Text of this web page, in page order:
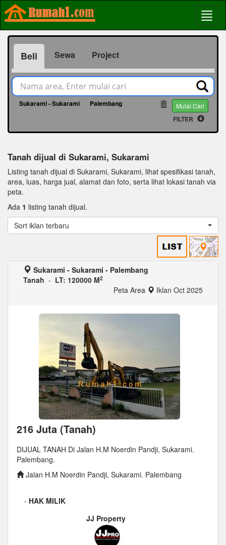
Beli Sewa Project
Sukarami - Sukarami Palembang Mulai Cari
FILTER
Tanah dijual di Sukarami, Sukarami
Listing tanah dijual di Sukarami, Sukarami, lihat spesifikasi tanah,
area, luas, harga jual, alamat dan foto, serta lihat lokasi tanah via
peta.
Ada 1 listing tanah dijual.
Sort iklan terbaru
Sukarami - Sukarami - Palembang
Tanah - LT: 120000 M2
Peta Area Iklan Oct 2025
216 Juta (Tanah)
DIJUAL TANAH Di Jalan H.M Noerdin Pandji, Sukarami.
Palembang.
Jalan H.M Noerdin Pandji, Sukarami. Palembang
- HAK MILIK
JJ Property